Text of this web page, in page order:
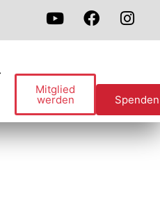
Mitglied
werden Spenden